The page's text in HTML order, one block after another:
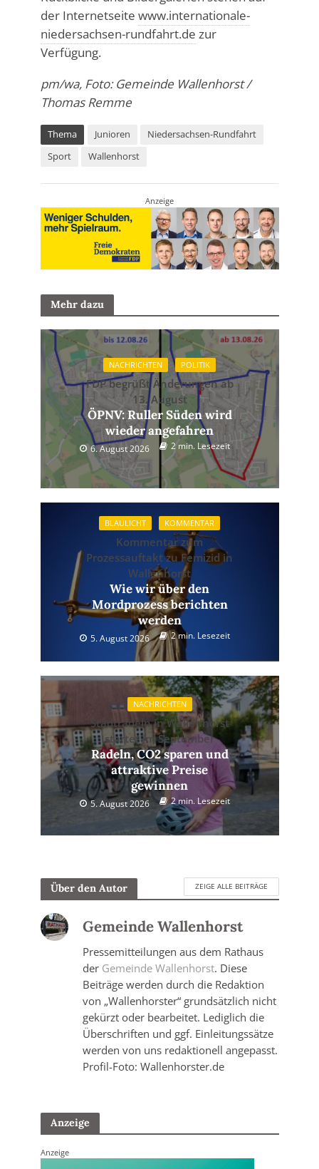
der Internetseite www.internationale-
niedersachsen-rundfahrt.de zur
Verfügung.
pm/wa, Foto: Gemeinde Wallenhorst /
Thomas Remme
Thema Junioren
Niedersachsen-Rundfahrt
Sport
Wallenhorst
Anzeige
Mehr dazu
NACHRICHTEN POLITIK
FDP begrüßt Änderungen ab
13. August
ÖPNV: Ruller Süden wird
wieder angefahren
6. August 2026 2 min. Lesezeit
BLAULICHT KOMMENTAR
Kommentar zum
Prozessauftakt zu Femizid in
Wallenhorst
Wie wir über den
Mordprozess berichten
werden
5. August 2026 2 min. Lesezeit
NACHRICHTEN
Stadtradeln in Wallenhorst
startet im September
Radeln, CO2 sparen und
attraktive Preise
gewinnen
5. August 2026 2 min. Lesezeit
Über den Autor ZEIGE ALLE BEITRÄGE
Gemeinde Wallenhorst
Pressemitteilungen aus dem Rathaus
der Gemeinde Wallenhorst. Diese
Beiträge werden durch die Redaktion
von „Wallenhorster“ grundsätzlich nicht
gekürzt oder bearbeitet. Lediglich die
Überschriften und ggf. Einleitungssätze
werden von uns redaktionell angepasst.
Profil-Foto: Wallenhorster.de
Anzeige
Anzeige